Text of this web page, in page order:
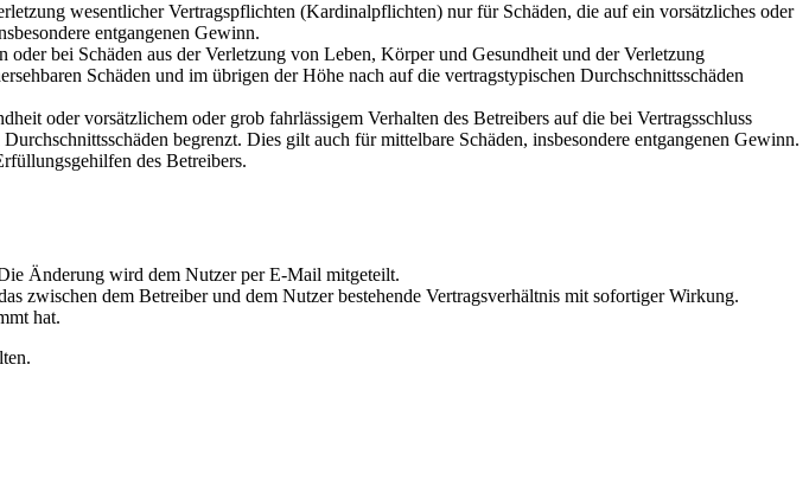
wesentlicher Vertragspflichten (Kardinalpflichten) nur für Schäden, die auf ein vorsätzliches oder
entgangenen Gewinn.
bei Schäden aus der Verletzung von Leben, Körper und Gesundheit und der Verletzung
Schäden und im übrigen der Höhe nach auf die vertragstypischen Durchschnittsschäden
oder vorsätzlichem oder grob fahrlässigem Verhalten des Betreibers auf die bei Vertragsschluss
begrenzt. Dies gilt auch für mittelbare Schäden, insbesondere entgangenen Gewinn.
des Betreibers.
Änderung wird dem Nutzer per E-Mail mitgeteilt.
zwischen dem Betreiber und dem Nutzer bestehende Vertragsverhältnis mit sofortiger Wirkung.
hat.